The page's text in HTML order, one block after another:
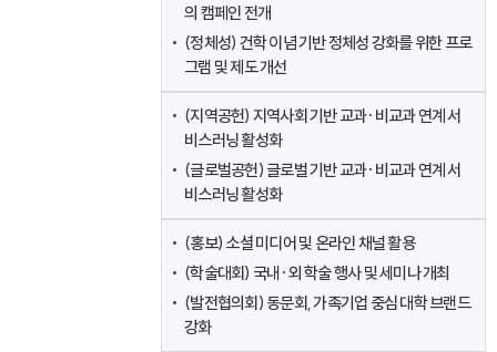
의 캠페인 전개
(정체성) 건학 이념 기반 정체성 강화를 위한 프로
그램 및 제도 개선
(지역공헌) 지역사회 기반 교과·비교과 연계 서
비스러닝 활성화
(글로벌공헌) 글로벌 기반 교과·비교과 연계 서
비스러닝 활성화
(홍보) 소셜 미디어 및 온라인 채널 활용
(학술대회) 국내·외 학술 행사 및 세미나 개최
(발전협의회) 동문회, 가족기업 중심 대학 브랜드
강화